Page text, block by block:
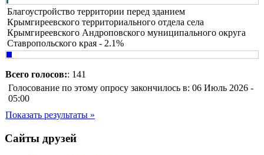
Благоустройство территории перед зданием
Крымгиреевского территориального отдела села
Крымгиреевского Андроповского муниципального округа
Ставропольского края - 2.1%
Всего голосов:: 141
Голосование по этому опросу закончилось в: 06 Июль 2026 -
05:00
Показать результаты »
Сайты друзей